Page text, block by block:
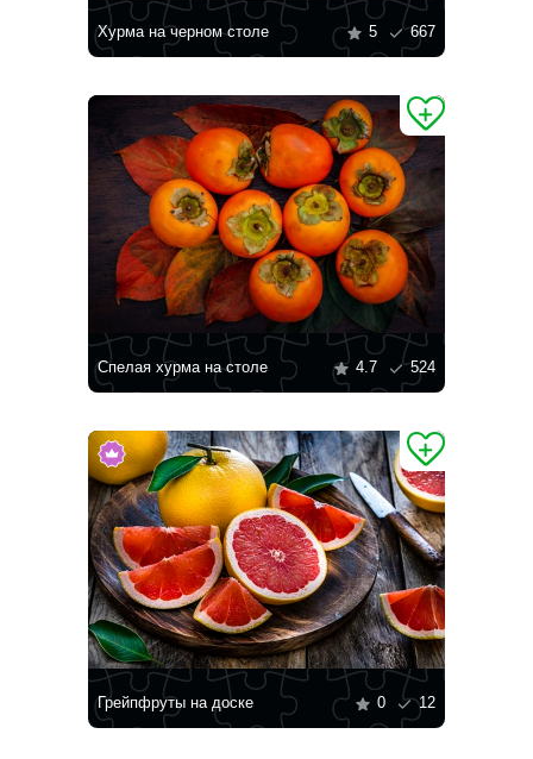
Хурма на черном столе 5 667
Спелая хурма на столе 4.7 524
Грейпфруты на доске 0 12